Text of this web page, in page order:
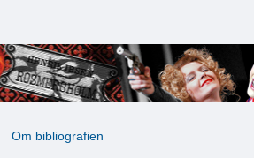
Om bibliografien